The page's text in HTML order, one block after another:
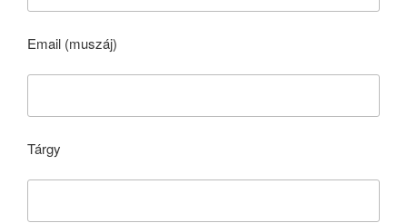
Email (muszáj)
Tárgy